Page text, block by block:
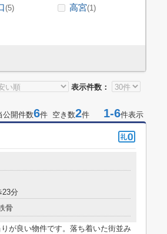
(5) 高宮(1)
表示件数：
公開件数6件 空き数2件 1-6件表示
23分
骨
が良い物件です。落ち着いた街並み